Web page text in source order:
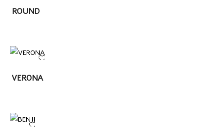
MÁS
ROUND
MÁS
VERONA